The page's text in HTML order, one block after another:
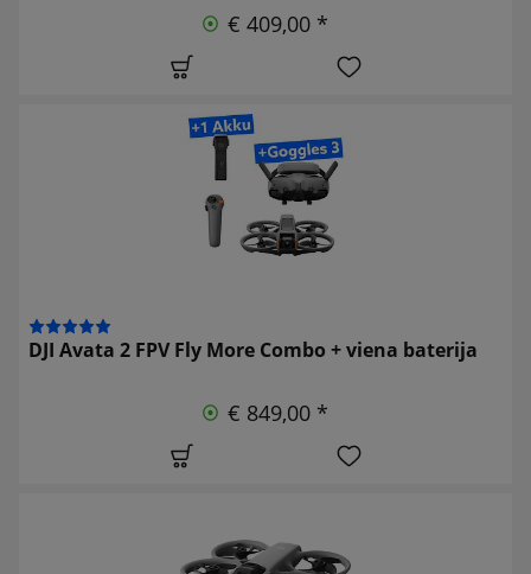
€ 409,00 *
DJI Avata 2 FPV Fly More Combo + viena baterija
€ 849,00 *